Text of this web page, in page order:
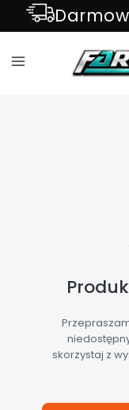
skorzystaj z